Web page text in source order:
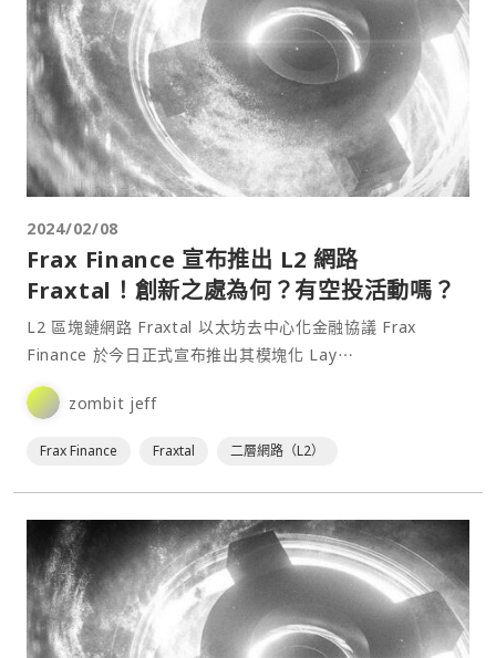
2024/02/08
Frax Finance 宣布推出 L2 網路
Fraxtal！創新之處為何？有空投活動嗎？
L2 區塊鏈網路 Fraxtal 以太坊去中心化金融協議 Frax
Finance 於今日正式宣布推出其模塊化 Lay⋯
zombit jeff
Frax Finance Fraxtal 二層網路（L2）